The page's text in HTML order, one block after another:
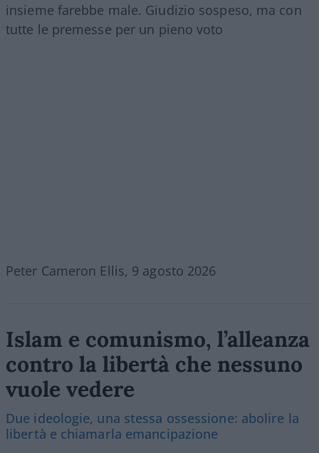
insieme farebbe male. Giudizio sospeso, ma con
tutte le premesse per un pieno voto
Peter Cameron Ellis, 9 agosto 2026
Islam e comunismo, l’alleanza
contro la libertà che nessuno
vuole vedere
Due ideologie, una stessa ossessione: abolire la
libertà e chiamarla emancipazione